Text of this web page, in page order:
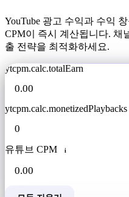
YouTube 광고 수익과 수익
CPM이 즉시 계산됩니다. 채
출 전략을 최적화하세요.
ytcpm.calc.totalEarn
ytcpm.calc.monetizedPlaybacks
유튜브 CPM i